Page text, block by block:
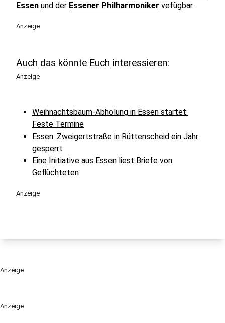
Anzeige
Essen und der Essener Philharmoniker vefügbar.
Anzeige
Auch das könnte Euch interessieren:
Anzeige
Weihnachtsbaum-Abholung in Essen startet:
Feste Termine
Essen: Zweigertstraße in Rüttenscheid ein Jahr
gesperrt
Eine Initiative aus Essen liest Briefe von
Geflüchteten
Anzeige
Anzeige